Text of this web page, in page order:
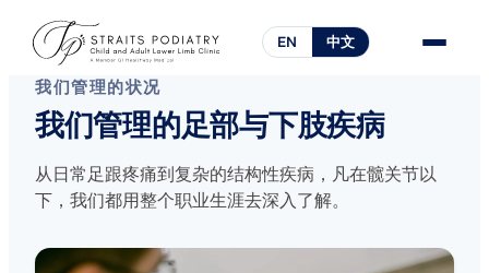
EN 中文
我们管理的状况
我们管理的足部与下肢疾病
从日常足跟疼痛到复杂的结构性疾病，凡在髋关节以
下，我们都用整个职业生涯去深入了解。